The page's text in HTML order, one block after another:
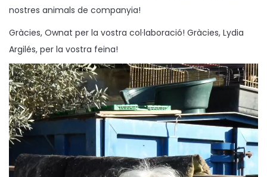
nostres animals de companyia!
Gràcies, Ownat per la vostra col·laboració! Gràcies, Lydia
Argilés, per la vostra feina!